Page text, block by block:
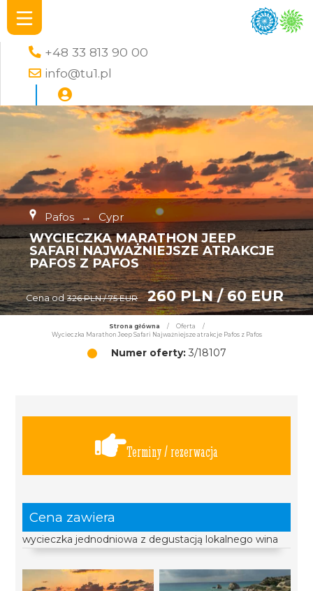
+48 33 813 90 00
info@tu1.pl
Pafos → Cypr
WYCIECZKA MARATHON JEEP
SAFARI NAJWAŻNIEJSZE ATRAKCJE
PAFOS Z PAFOS
Cena od 326 PLN / 75 EUR 260 PLN / 60 EUR
Strona główna / Oferta
/
Wycieczka Marathon Jeep Safari Najważniejsze atrakcje Pafos z Pafos
Numer oferty:3/18107
Terminy / rezerwacja
Cena zawiera
wycieczka jednodniowa z degustacją lokalnego wina